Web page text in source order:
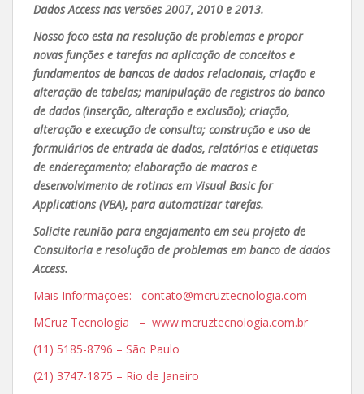
Dados Access nas versões 2007, 2010 e 2013.
Nosso foco esta na resolução de problemas e propor
novas funções e tarefas na aplicação de conceitos e
fundamentos de bancos de dados relacionais, criação e
alteração de tabelas; manipulação de registros do banco
de dados (inserção, alteração e exclusão); criação,
alteração e execução de consulta; construção e uso de
formulários de entrada de dados, relatórios e etiquetas
de endereçamento; elaboração de macros e
desenvolvimento de rotinas em Visual Basic for
Applications (VBA), para automatizar tarefas.
Solicite reunião para engajamento em seu projeto de
Consultoria e resolução de problemas em banco de dados
Access.
Mais Informações: contato@mcruztecnologia.com
MCruz Tecnologia – www.mcruztecnologia.com.br
(11) 5185-8796 – São Paulo
(21) 3747-1875 – Rio de Janeiro